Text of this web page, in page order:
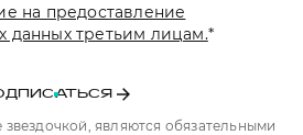
на предоставление
данных третьим лицам.*
являются обязательными